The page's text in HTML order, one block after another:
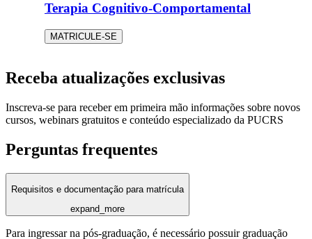
Terapia Cognitivo-Comportamental
MATRICULE-SE
Receba atualizações exclusivas
Inscreva-se para receber em primeira mão informações sobre novos
cursos, webinars gratuitos e conteúdo especializado da PUCRS
Perguntas frequentes
Requisitos e documentação para matrícula
expand_more
Para ingressar na pós-graduação, é necessário possuir graduação